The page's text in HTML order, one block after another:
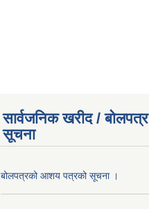
सार्वजनिक खरीद / बोलपत्र
सूचना
बोलपत्रको आशय पत्रको सूचना ।